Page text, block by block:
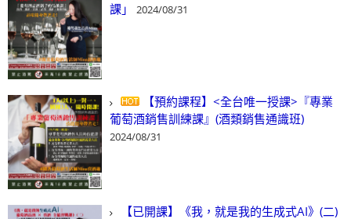
課」
2024/08/31
【預約課程】<全台唯一授課>『專業
葡萄酒銷售訓練課』(酒類銷售通識班)
2024/08/31
【已開課】《我，就是我的生成式AI》(二)